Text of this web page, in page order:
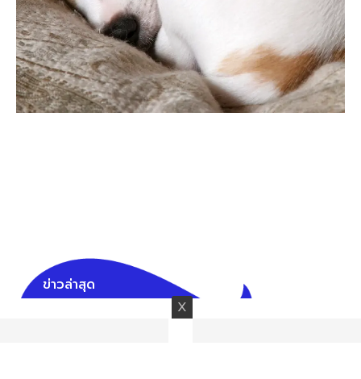
ข่าวล่าสุด